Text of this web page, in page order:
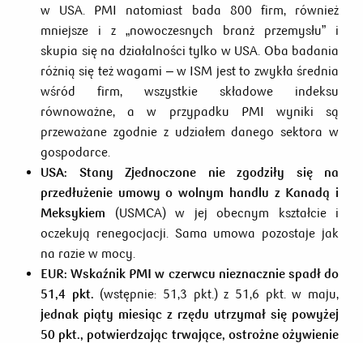
w USA. PMI natomiast bada 800 firm, również
mniejsze i z „nowoczesnych branż przemysłu” i
skupia się na działalności tylko w USA. Oba badania
różnią się też wagami – w ISM jest to zwykła średnia
wśród firm, wszystkie składowe indeksu
równoważne, a w przypadku PMI wyniki są
przeważane zgodnie z udziałem danego sektora w
gospodarce.
USA:
Stany Zjednoczone nie zgodziły się na
przedłużenie umowy o wolnym handlu z Kanadą i
Meksykiem (USMCA) w jej obecnym kształcie i
oczekują renegocjacji. Sama umowa pozostaje jak
na razie w mocy.
EUR: Wskaźnik PMI w czerwcu nieznacznie spadł do
51,4 pkt. (wstępnie: 51,3 pkt.) z 51,6 pkt. w maju,
jednak piąty miesiąc z rzędu utrzymał się powyżej
50 pkt., potwierdzając trwające, ostrożne ożywienie